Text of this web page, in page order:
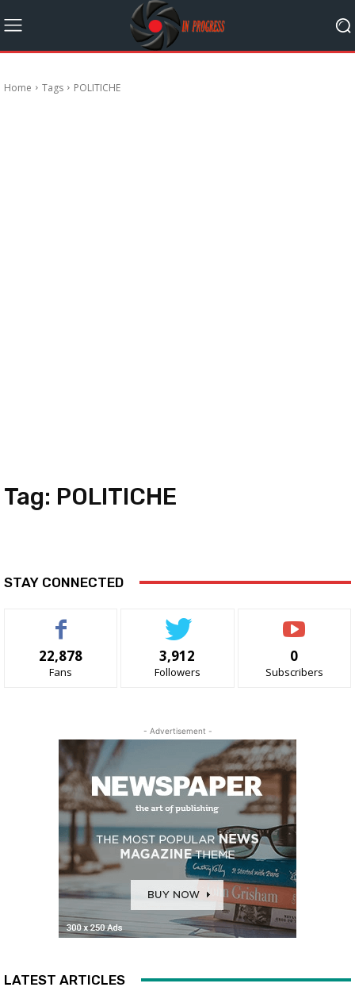
Home Tags POLITICHE
Tag: POLITICHE
STAY CONNECTED
22,878
Fans
3,912
Followers
0
Subscribers
- Advertisement -
LATEST ARTICLES